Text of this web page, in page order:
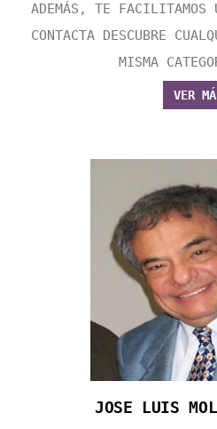
ADEMÁS, TE FACILITAMOS
CONTACTA DESCUBRE
MISMA
VER
JOSE LUIS